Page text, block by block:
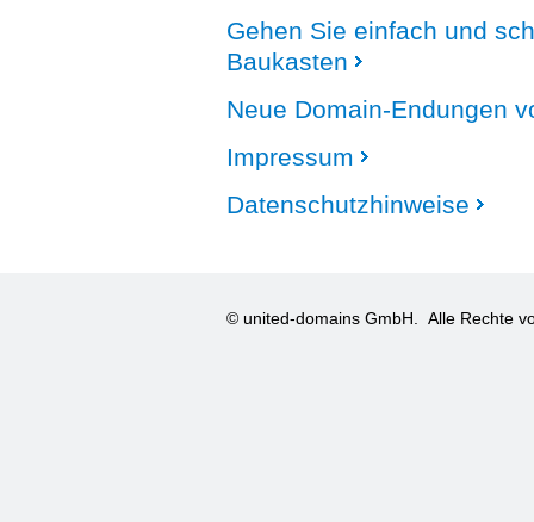
Gehen Sie einfach und
Baukasten
Neue Domain-Endungen
Impressum
Datenschutzhinweise
© united-domains GmbH. Alle Rechte